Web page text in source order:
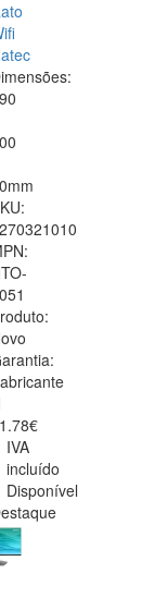
IVA
incluído
Disponível